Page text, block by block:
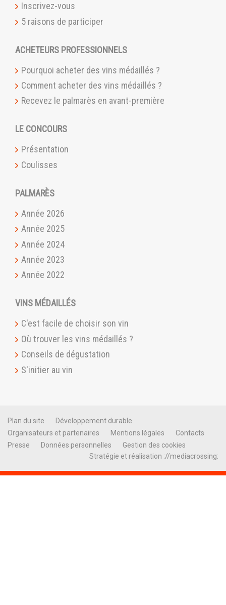
Inscrivez-vous
5 raisons de participer
ACHETEURS PROFESSIONNELS
Pourquoi acheter des vins médaillés ?
Comment acheter des vins médaillés ?
Recevez le palmarès en avant-première
LE CONCOURS
Présentation
Coulisses
PALMARÈS
Année 2026
Année 2025
Année 2024
Année 2023
Année 2022
VINS MÉDAILLÉS
C'est facile de choisir son vin
Où trouver les vins médaillés ?
Conseils de dégustation
S'initier au vin
Plan du site
Développement durable
Organisateurs et partenaires
Mentions légales
Contacts
Presse
Données personnelles
Gestion des cookies
Stratégie et réalisation ://mediacrossing: